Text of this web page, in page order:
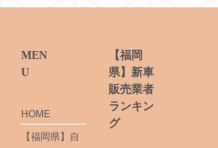
MEN
U
HOME
【福岡県】自
【福岡
県】新車
販売業者
ランキン
グ